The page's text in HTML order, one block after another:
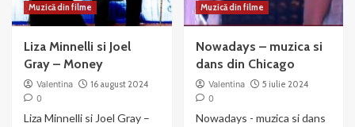
Muzică din filme
Liza Minnelli si Joel
Gray – Money
Valentina
16 august 2024
0
Liza Minnelli si Joel Gray –
Muzică din filme
Nowadays – muzica si
dans din Chicago
Valentina
5 iulie 2024
0
Nowadays - muzica si dans